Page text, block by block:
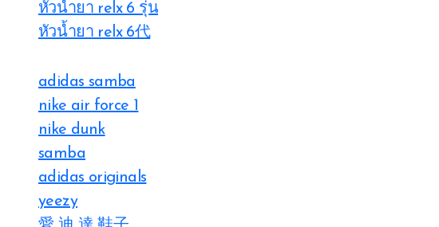
หัวน้ำยา relx 6 รุ่น
หัวน้ำยา relx 6代
adidas samba
nike air force 1
nike dunk
samba
adidas originals
yeezy